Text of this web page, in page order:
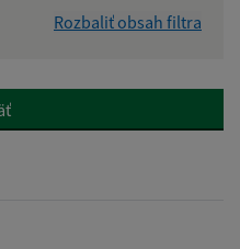
Rozbaliť obsah filtra